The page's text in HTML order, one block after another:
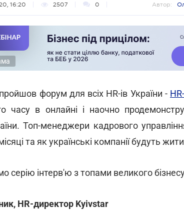
16:20 2507 0 Автор:
форум для всіх HR-ів України -
часу в онлайні і наочно
Топ-менеджери кадрового
та як українські компанії будуть
серію інтерв'ю з топами великого
HR-директор Kyivstar